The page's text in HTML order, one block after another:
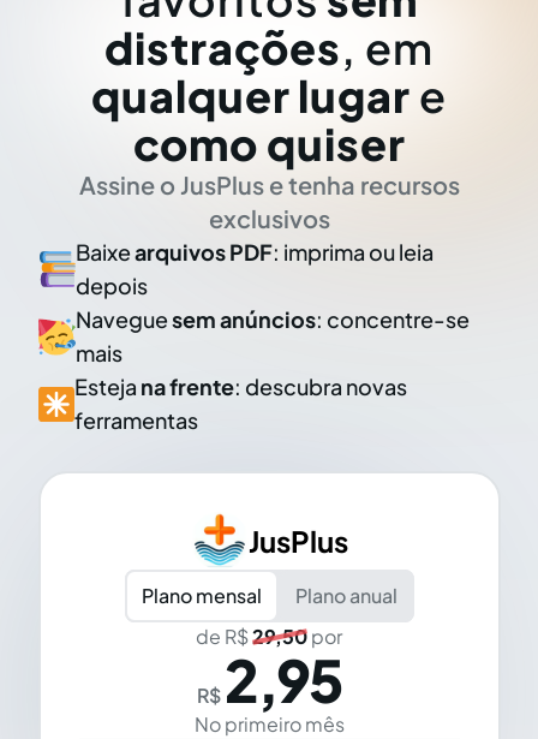
distrações, em
qualquer lugar e
como quiser
Assine o JusPlus e tenha recursos
exclusivos
Baixearquivos PDF: imprima ou leia
depois
Naveguesem anúncios: concentre-se
mais
Esteja na frente: descubra novas
ferramentas
JusPlus
Plano mensal
Plano anual
de R$29,50por
R$ 2,95
No primeiro mês